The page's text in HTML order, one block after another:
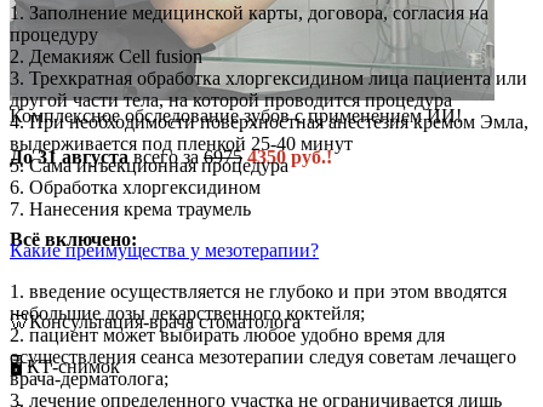
Комплексное обследование зубов с применением ИИ!
До 31 августавсего за6975 4350 руб.!
Всё включено:
🦷Консультация-врача стоматолога
🖥️ КТ-снимок
1. Заполнение медицинской карты, договора, согласия на
процедуру
2. Демакияж Cell fusion
3. Трехкратная обработка хлоргексидином лица пациента или
другой части тела, на которой проводится процедура
4. При необходимости поверхностная анестезия кремом Эмла,
выдерживается под пленкой 25-40 минут
5. Сама инъекционная процедура
6. Обработка хлоргексидином
7. Нанесения крема траумель
Какие преимущества у мезотерапии?
1. введение осуществляется не глубоко и при этом вводятся
небольшие дозы лекарственного коктейля;
2. пациент может выбирать любое удобно время для
осуществления сеанса мезотерапии следуя советам лечащего
врача-дерматолога;
3. лечение определенного участка не ограничивается лишь